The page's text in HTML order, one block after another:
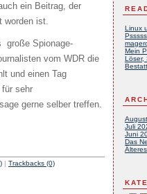
ein Beitrag, der
worden ist.
große Spionage-
vom WDR die
und einen Tag
sehr
gerne selber treffen.
| Trackbacks (0)
Linux
Mein
Löser,
Juli
Juni
Das
Älteres